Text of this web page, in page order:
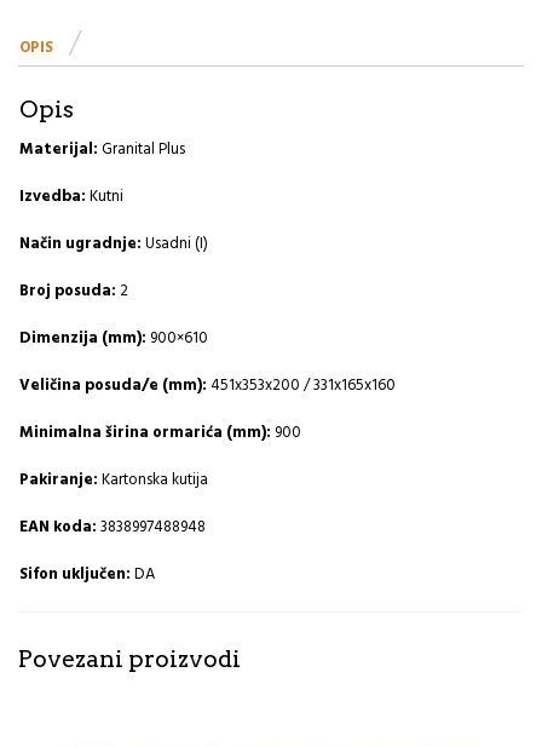
A
OPIS
Opis
Materijal:Granital Plus
Izvedba:Kutni
Način ugradnje:Usadni (I)
Broj posuda:2
Dimenzija (mm): 900×610
Veličina posuda/e (mm):451x353x200 / 331x165x160
Minimalna širina ormarića (mm): 900
Pakiranje:Kartonska kutija
EAN koda:3838997488948
Sifon uključen:DA
Povezani proizvodi